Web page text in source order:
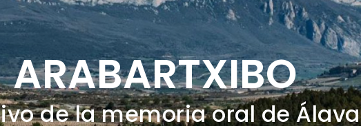
ARABARTXIBO
de la memoria oral de Álava